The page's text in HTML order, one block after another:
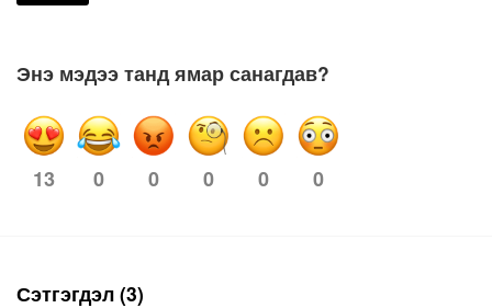
Энэ мэдээ танд ямар санагдав?
13 0 0 0 0 0
Сэтгэгдэл (3)